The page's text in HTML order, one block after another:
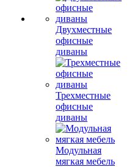
Двухместные
офисные
диваны
Трехместные
офисные
диваны
Модульная
мягкая мебель